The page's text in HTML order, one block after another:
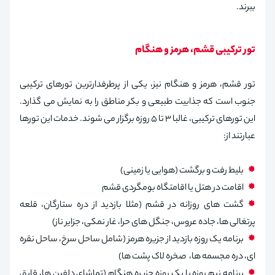
ببرند.
تور ترکیبی قشم، هرمز و هنگام
تور قشم، هرمز و هنگام نیز، یکی از پرطرفدارترین تورهای ترکیبی
جنوب است که جذابیت طبیعی و بکر مناطق را به نمایش می گذارد.
این تورهای ترکیبی، غالبا ۳ تا ۵ روزه برگزار می شوند. خدمات این تورها
عبارتند از:
بلیط رفت و برگشت (هوایی یا زمینی)
اقامت در هتل یا اقامتگاه بومگردی قشم
گشت های روزانه در قشم (مثلا بازدید از دره ستارگان، قلعه
پرتغالی ها، جاده عروس، جنگل های حرا، غار نمکی، جزایر ناز)
برنامه یک روزه بازدید از جزیره هرمز (شامل ساحل سرخ، ساحل نقره
ای، دره مجسمه ها، صخره لاک پشت ها)